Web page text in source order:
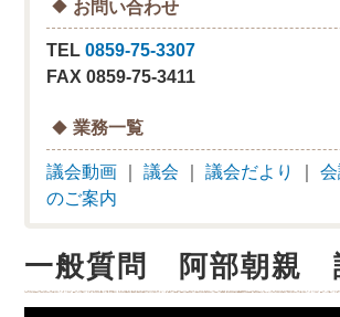
お問い合わせ
TEL0859-75-3307
FAX 0859-75-3411
業務一覧
議会動画 ｜議会 ｜議会だより ｜
のご案内
一般質問 阿部朝親